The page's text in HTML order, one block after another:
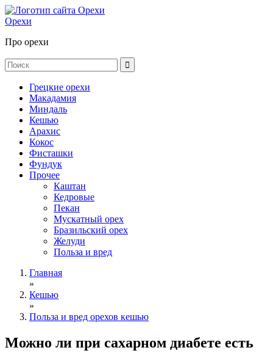
Орехи
Про орехи
Грецкие орехи
Макадамия
Миндаль
Кешью
Арахис
Кокос
Фисташки
Фундук
Прочее
Каштан
Кедровые
Пекан
Мускатный орех
Бразильский орех
Желуди
Польза и вред
Главная
»
Кешью
»
Польза и вред орехов кешью
Можно ли при сахарном диабете есть